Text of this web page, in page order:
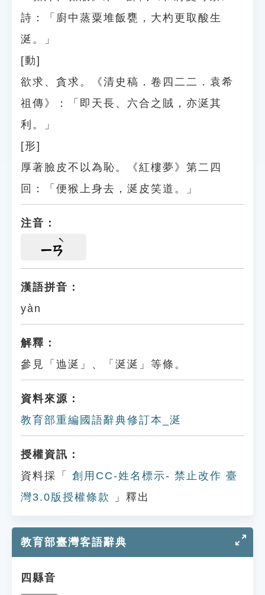
詩：「廚中蒸粟堆飯甕，大杓更取酸生
涎。」
[動]
欲求、貪求。《清史稿．卷四二二．袁希
祖傳》：「即天長、六合之賊，亦涎其
利。」
[形]
厚著臉皮不以為恥。《紅樓夢》第二四
回：「便猴上身去，涎皮笑道。」
注音：
ㄧㄢ
漢語拼音：
yàn
解釋：
參見「迆涎」、「涎涎」等條。
資料來源：
教育部重編國語辭典修訂本_涎
授權資訊：
資料採「
創用CC-姓名標示- 禁止改作 臺
灣3.0版授權條款
」釋出
教育部臺灣客語辭典
四縣音